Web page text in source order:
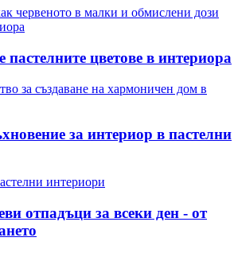
червеното в малки и обмислени дози
пастелните цветове в интериора
за създаване на хармоничен дом в
за интериор в пастелни
интериори
отпадъци за всеки ден - от